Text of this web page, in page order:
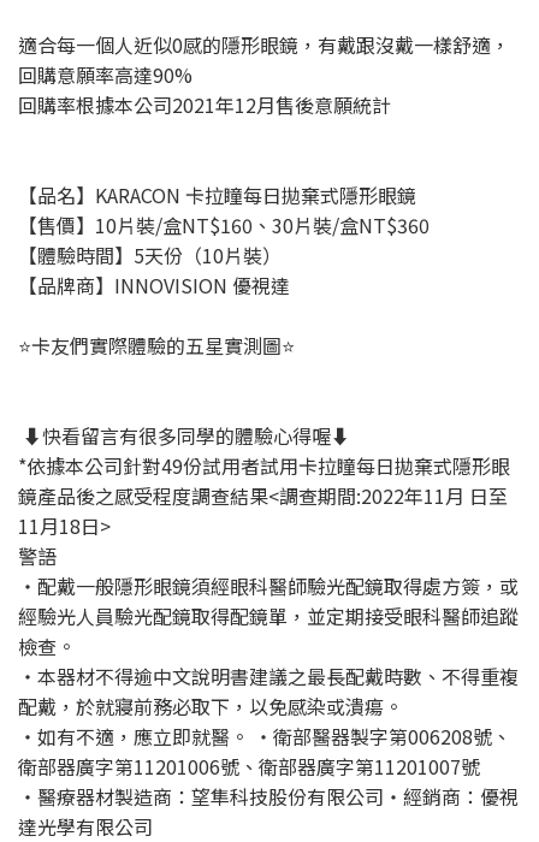
適合每一個人近似0感的隱形眼鏡，有戴跟沒戴一樣舒適，
回購意願率高達90%
回購率根據本公司2021年12月售後意願統計
【品名】KARACON 卡拉瞳每日拋棄式隱形眼鏡
【售價】10片裝/盒NT$160、30片裝/盒NT$360
【體驗時間】5天份（10片裝）
【品牌商】INNOVISION 優視達
⭐卡友們實際體驗的五星實測圖⭐
⬇️快看留言有很多同學的體驗心得喔⬇️
*依據本公司針對49份試用者試用卡拉瞳每日拋棄式隱形眼
鏡產品後之感受程度調查結果<調查期間:2022年11月 日至
11月18日>
警語
・配戴一般隱形眼鏡須經眼科醫師驗光配鏡取得處方簽，或
經驗光人員驗光配鏡取得配鏡單，並定期接受眼科醫師追蹤
檢查。
・本器材不得逾中文說明書建議之最長配戴時數、不得重複
配戴，於就寢前務必取下，以免感染或潰瘍。
・如有不適，應立即就醫。 ・衛部醫器製字第006208號、
衛部器廣字第11201006號、衛部器廣字第11201007號
・醫療器材製造商：望隼科技股份有限公司・經銷商：優視
達光學有限公司